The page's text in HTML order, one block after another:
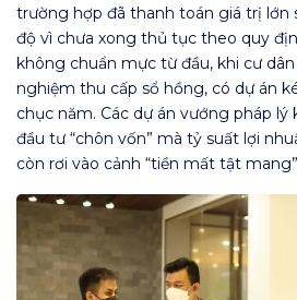
trường hợp đã thanh toán giá trị lớn
độ vì chưa xong thủ tục theo quy
không chuẩn mực từ đầu, khi cư
nghiệm thu cấp sổ hồng, có dự án
chục năm. Các dự án vướng pháp lý
đầu tư “chôn vốn” mà tỷ suất lợi
còn rơi vào cảnh “tiền mất tật